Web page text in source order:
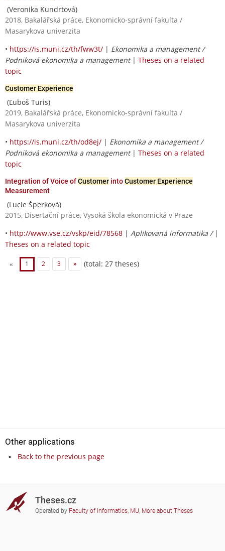
(Veronika Kundrtová)
2018, Bakalářská práce, Ekonomicko-správní fakulta /
Masarykova univerzita
• https://is.muni.cz/th/fww3t/ | Ekonomika a management /
Podniková ekonomika a management| Theses on a related
topic
Customer Experience
(Ľuboš Turis)
2019, Bakalářská práce, Ekonomicko-správní fakulta /
Masarykova univerzita
• https://is.muni.cz/th/od8ej/ | Ekonomika a management /
Podniková ekonomika a management| Theses on a related
topic
Integration of Voice ofCustomer intoCustomer Experience
Measurement
(Lucie Šperková)
2015, Disertační práce, Vysoká škola ekonomická v Praze
• http://www.vse.cz/vskp/eid/78568 | Aplikovaná informatika / |
Theses on a related topic
« 1 2 3 » (total: 27 theses)
Other applications
Back to the previous page
Theses.cz
Operated by Faculty of Informatics, MU, More about Theses